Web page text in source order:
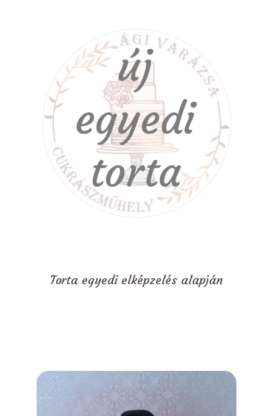
Torta egyedi elképzelés alapján